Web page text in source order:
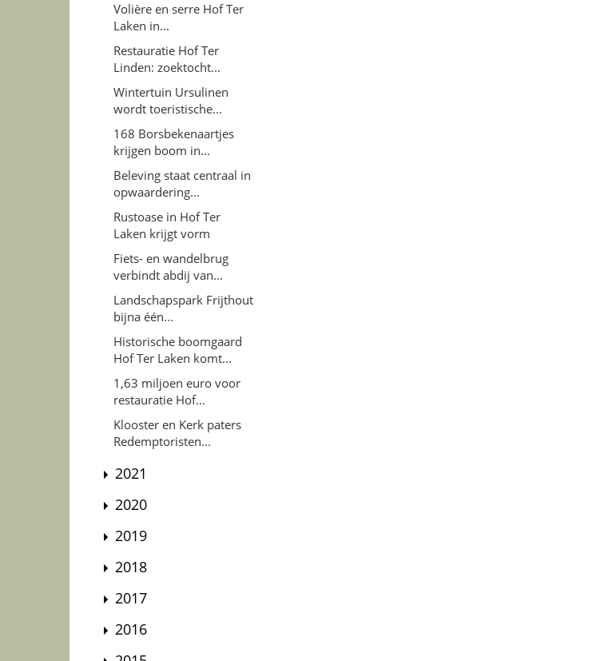
Volière en serre Hof Ter
Laken in...
Restauratie Hof Ter
Linden: zoektocht...
Wintertuin Ursulinen
wordt toeristische...
168 Borsbekenaartjes
krijgen boom in...
Beleving staat centraal in
opwaardering...
Rustoase in Hof Ter
Laken krijgt vorm
Fiets- en wandelbrug
verbindt abdij van...
Landschapspark Frijthout
bijna één...
Historische boomgaard
Hof Ter Laken komt...
1,63 miljoen euro voor
restauratie Hof...
Klooster en Kerk paters
Redemptoristen...
2021
2020
2019
2018
2017
2016